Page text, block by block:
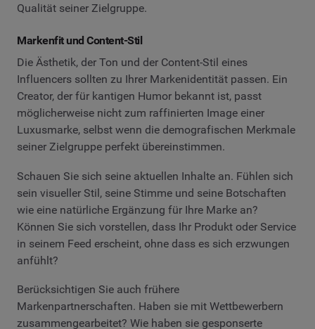
Qualität seiner Zielgruppe.
Markenfit und Content-Stil
Die Ästhetik, der Ton und der Content-Stil eines
Influencers sollten zu Ihrer Markenidentität passen. Ein
Creator, der für kantigen Humor bekannt ist, passt
möglicherweise nicht zum raffinierten Image einer
Luxusmarke, selbst wenn die demografischen Merkmale
seiner Zielgruppe perfekt übereinstimmen.
Schauen Sie sich seine aktuellen Inhalte an. Fühlen sich
sein visueller Stil, seine Stimme und seine Botschaften
wie eine natürliche Ergänzung für Ihre Marke an?
Können Sie sich vorstellen, dass Ihr Produkt oder Service
in seinem Feed erscheint, ohne dass es sich erzwungen
anfühlt?
Berücksichtigen Sie auch frühere
Markenpartnerschaften. Haben sie mit Wettbewerbern
zusammengearbeitet? Wie haben sie gesponserte